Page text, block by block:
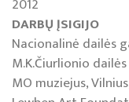
2012
DARBŲ ĮSIGIJO
Nacionalinė dailės
M.K.Čiurlionio
MO muziejus,